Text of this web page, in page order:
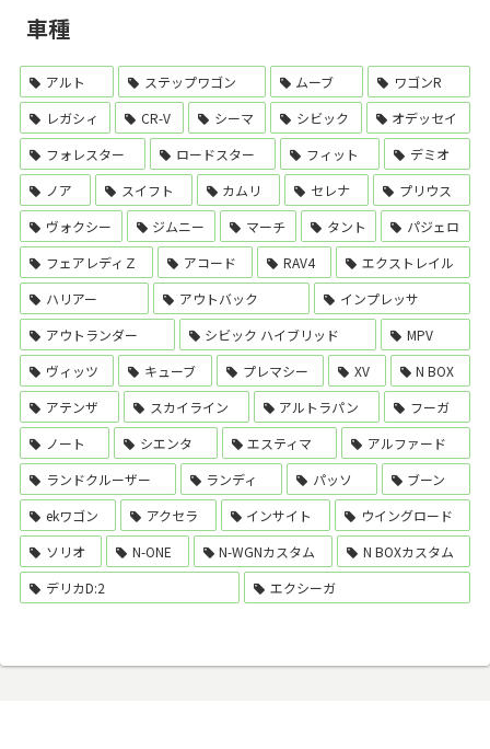
車種
アルト ステップワゴン ムーブ
ワゴンR
レガシィ
CR-V シーマ シビック
オデッセイ
フォレスター
ロードスター フィット
デミオ
ノア
スイフト カムリ セレナ
プリウス
ヴォクシー
ジムニー マーチ タント
パジェロ
フェアレディＺ
アコード RAV4
エクストレイル
ハリアー
アウトバック
インプレッサ
アウトランダー
シビック ハイブリッド
MPV
ヴィッツ
キューブ プレマシー XV
N BOX
アテンザ
スカイライン アルトラパン
フーガ
ノート
シエンタ エスティマ
アルファード
ランドクルーザー
ランディ パッソ
ブーン
ekワゴン
アクセラ インサイト
ウイングロード
ソリオ
N-ONE N-WGNカスタム
N BOXカスタム
デリカD:2
エクシーガ